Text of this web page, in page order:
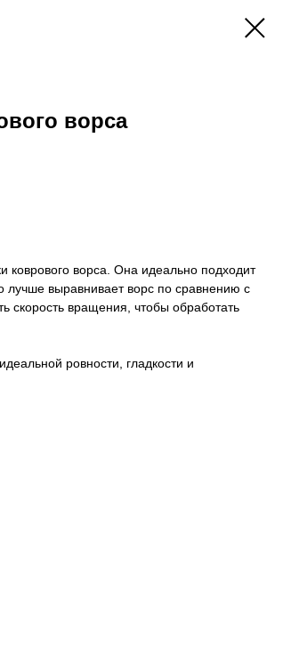
ворса
коврового ворса. Она идеально подходит
лучше выравнивает ворс по сравнению с
вращения, чтобы обработать
ровности, гладкости и